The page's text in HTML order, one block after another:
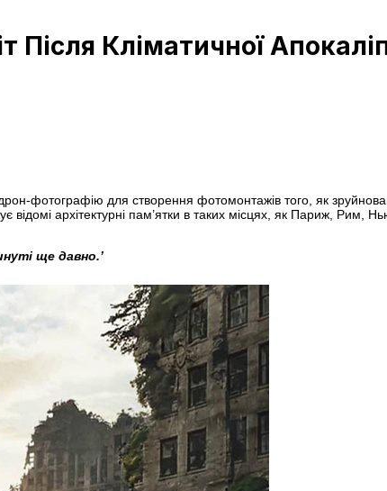
Після Кліматичної
фотографію для створення фотомонтажів того, як
архітектурні пам’ятки в таких місцях, як Париж, Рим,
ще давно.’